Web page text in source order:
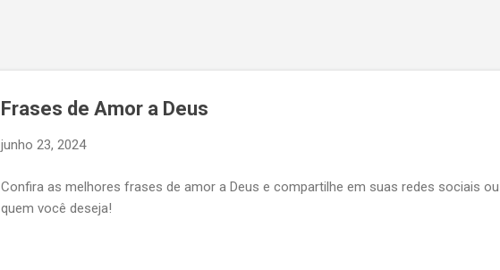
Frases de Amor a Deus
junho 23, 2024
Confira as melhores frases de amor a Deus e compartilhe em suas redes sociais ou
quem você deseja!